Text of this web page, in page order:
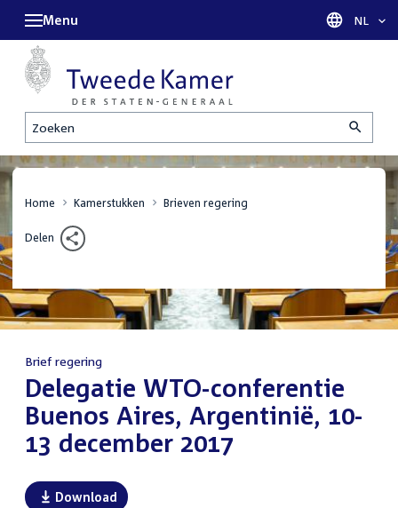
Zoeken
Menu Taal
NL
Home Kamerstukken Brieven regering
Delen
Brief regering
:Delegatie WTO-conferentie
Buenos Aires, Argentinië, 10-
13 december 2017
Download